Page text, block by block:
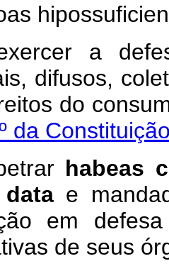
a
difusos,
do
da
habeas
e
em
de seus